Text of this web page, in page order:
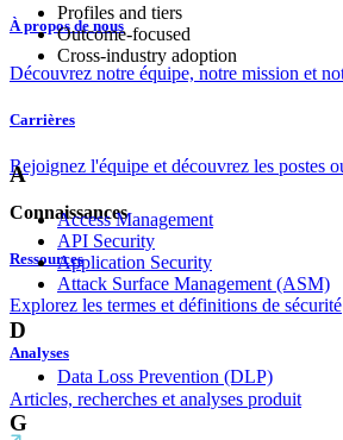
À propos de nous
Découvrez notre équipe, notre mission et
Carrières
Rejoignez l'équipe et découvrez les postes
Connaissances
Ressources
Explorez les termes et définitions de sécurité
Analyses
Articles, recherches et analyses produit
Profiles and tiers
Outcome-focused
Cross-industry adoption
A
Access Management
API Security
Application Security
Attack Surface Management (ASM)
D
Data Loss Prevention (DLP)
G